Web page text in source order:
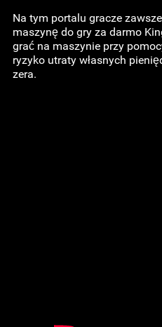
Na tym portalu gracze
maszynę do gry za darmo
grać na maszynie przy
ryzyko utraty własnych
zera.